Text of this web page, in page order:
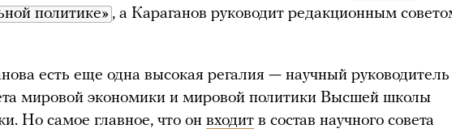
политике» , а Караганов руководит редакционным
есть еще одна высокая регалия — научный руководитель
мировой экономики и мировой политики Высшей школы
Но самое главное, что он входит в состав научного совета